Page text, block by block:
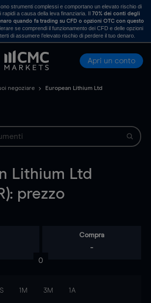
strumenti complessi e comportano un elevato rischio di
rapidi a causa della leva finanziaria. Il70% dei conti degli
quando fa trading su CFD o opzioni OTC con questo
se comprendi il funzionamento dei CFD e delle opzioni
di assumere l’elevato rischio di perdere il tuo denaro.
Apri un conto
negoziare European Lithium Ltd
Lithium Ltd
prezzo
Compra
-
0
1M 3M 1A